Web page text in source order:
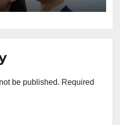
be published. Required